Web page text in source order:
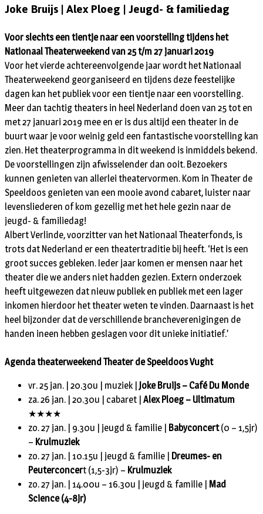
Joke Bruijs | Alex Ploeg | Jeugd- & familiedag
Voor slechts een tientje naar een voorstelling tijdens het
Nationaal Theaterweekend van 25 t/m 27 januari 2019
Voor het vierde achtereenvolgende jaar wordt het Nationaal
Theaterweekend georganiseerd en tijdens deze feestelijke
dagen kan het publiek voor een tientje naar een voorstelling.
Meer dan tachtig theaters in heel Nederland doen van 25 tot en
met 27 januari 2019 mee en er is dus altijd een theater in de
buurt waar je voor weinig geld een fantastische voorstelling kan
zien. Het theaterprogramma in dit weekend is inmiddels bekend.
De voorstellingen zijn afwisselender dan ooit. Bezoekers
kunnen genieten van allerlei theatervormen. Kom in Theater de
Speeldoos genieten van een mooie avond cabaret, luister naar
levensliederen of kom gezellig met het hele gezin naar de
jeugd- & familiedag!
Albert Verlinde, voorzitter van het Nationaal Theaterfonds, is
trots dat Nederland er een theatertraditie bij heeft. ‘Het is een
groot succes gebleken. Ieder jaar komen er mensen naar het
theater die we anders niet hadden gezien. Extern onderzoek
heeft uitgewezen dat nieuw publiek en publiek met een lager
inkomen hierdoor het theater weten te vinden. Daarnaast is het
heel bijzonder dat de verschillende brancheverenigingen de
handen ineen hebben geslagen voor dit unieke initiatief.’
Agenda theaterweekend Theater de Speeldoos Vught
vr. 25 jan. | 20.30u | muziek | Joke Bruijs – Café Du Monde
za. 26 jan. | 20.30u | cabaret | Alex Ploeg – Ultimatum
★★★★
zo. 27 jan. | 9.30u | jeugd & familie | Babyconcert(0 – 1,5jr)
– Krulmuziek
zo. 27 jan. | 10.15u | jeugd & familie | Dreumes- en
Peuterconcert (1,5-3jr) – Krulmuziek
zo. 27 jan. | 14.00u – 16.30u | jeugd & familie | Mad
Science (4-8jr)